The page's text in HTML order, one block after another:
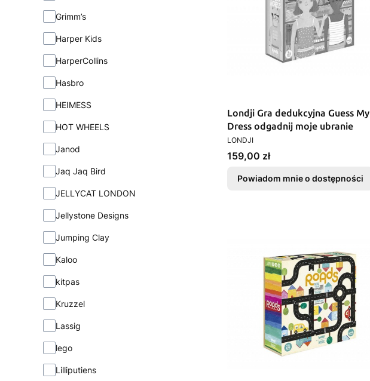
Grimm’s
Harper Kids
HarperCollins
Hasbro
HEIMESS
HOT WHEELS
Janod
Jaq Jaq Bird
JELLYCAT LONDON
Jellystone Designs
Jumping Clay
Kaloo
kitpas
Kruzzel
Lassig
lego
Lilliputiens
Londji Gra dedukcyjna Guess My
Dress odgadnij moje ubranie
PRODUCENT
LONDJI
Cena
159,00 zł
Powiadom mnie o dostępności